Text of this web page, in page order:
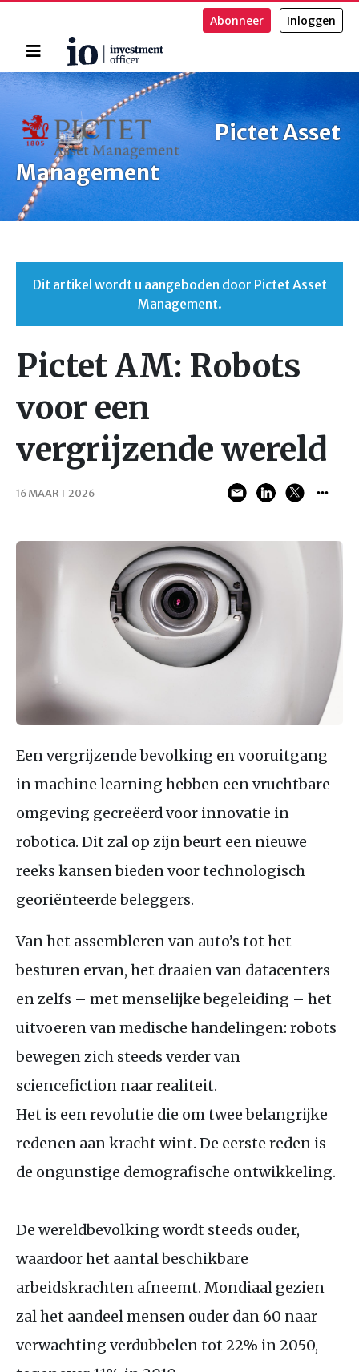
Home
Abonneer Inloggen
Zoeken
Pictet Asset
Management
Dit artikel wordt u aangeboden door Pictet Asset
Management.
Pictet AM: Robots
voor een
vergrijzende wereld
16 MAART 2026
Een vergrijzende bevolking en vooruitgang
in machine learning hebben een vruchtbare
omgeving gecreëerd voor innovatie in
robotica. Dit zal op zijn beurt een nieuwe
reeks kansen bieden voor technologisch
georiënteerde beleggers.
Van het assembleren van auto’s tot het
besturen ervan, het draaien van datacenters
en zelfs – met menselijke begeleiding – het
uitvoeren van medische handelingen: robots
bewegen zich steeds verder van
sciencefiction naar realiteit.
Het is een revolutie die om twee belangrijke
redenen aan kracht wint. De eerste reden is
de ongunstige demografische ontwikkeling.
De wereldbevolking wordt steeds ouder,
waardoor het aantal beschikbare
arbeidskrachten afneemt. Mondiaal gezien
zal het aandeel mensen ouder dan 60 naar
verwachting verdubbelen tot 22% in 2050,